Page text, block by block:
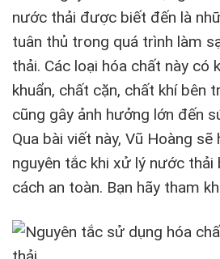
nước thải được biết đến là
tuân thủ trong quá trình làm
thải. Các loại hóa chất này có
khuẩn, chất cặn, chất khí bên
cũng gây ảnh hưởng lớn đến
Qua bài viết này, Vũ Hoàng
nguyên tắc khi xử lý nước
cách an toàn. Bạn hãy tham